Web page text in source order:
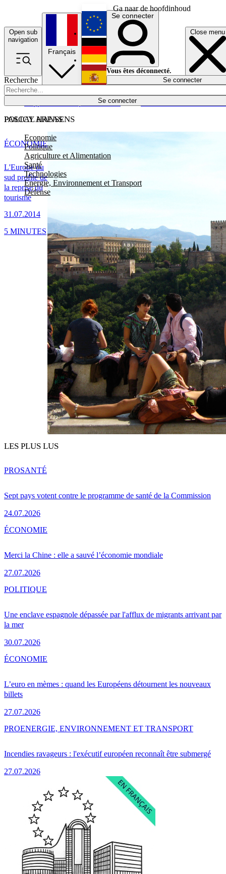
Ga naar de hoofdinhoud
Open sub
navigation
Close menu
Recherche
Se connecter
POLICY AREAS
Economie
Politique
Agriculture et Alimentation
Santé
Technologies
Energie, Environnement et Transport
Défense
Économie
Français
English
Deutsch
Español
Se connecter
Vous êtes déconnecté.
Se connecter
PASCAL HANSENS
L'Europe du
sud profite de
la reprise du
tourisme
31.07.2014
ÉCONOMIE
5 MINUTES
LES PLUS LUS
Sept pays votent contre le programme de santé de la Commission
24.07.2026
PROSANTÉ
Merci la Chine : elle a sauvé l’économie mondiale
27.07.2026
ÉCONOMIE
Une enclave espagnole dépassée par l'afflux de migrants arrivant par
la mer
30.07.2026
POLITIQUE
L’euro en mèmes : quand les Européens détournent les nouveaux
billets
27.07.2026
ÉCONOMIE
Incendies ravageurs : l'exécutif européen reconnaît être submergé
27.07.2026
PROENERGIE, ENVIRONNEMENT ET TRANSPORT